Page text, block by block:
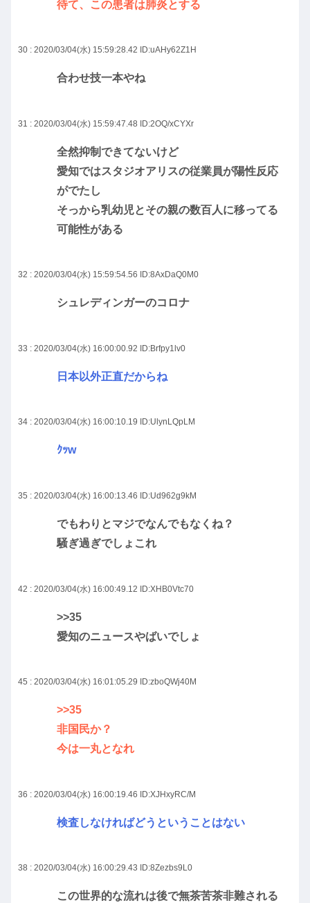
待て、この患者は肺炎とする
30 : 2020/03/04(水) 15:59:28.42 ID:uAHy62Z1H
合わせ技一本やね
31 : 2020/03/04(水) 15:59:47.48 ID:2OQ/xCYXr
全然抑制できてないけど
愛知ではスタジオアリスの従業員が陽性反応
がでたし
そっから乳幼児とその親の数百人に移ってる
可能性がある
32 : 2020/03/04(水) 15:59:54.56 ID:8AxDaQ0M0
シュレディンガーのコロナ
33 : 2020/03/04(水) 16:00:00.92 ID:Brfpy1lv0
日本以外正直だからね
34 : 2020/03/04(水) 16:00:10.19 ID:UlynLQpLM
ｸｯw
35 : 2020/03/04(水) 16:00:13.46 ID:Ud962g9kM
でもわりとマジでなんでもなくね？
騒ぎ過ぎでしょこれ
42 : 2020/03/04(水) 16:00:49.12 ID:XHB0Vtc70
>>35
愛知のニュースやばいでしょ
45 : 2020/03/04(水) 16:01:05.29 ID:zboQWj40M
>>35
非国民か？
今は一丸となれ
36 : 2020/03/04(水) 16:00:19.46 ID:XJHxyRC/M
検査しなければどうということはない
38 : 2020/03/04(水) 16:00:29.43 ID:8Zezbs9L0
この世界的な流れは後で無茶苦茶非難される